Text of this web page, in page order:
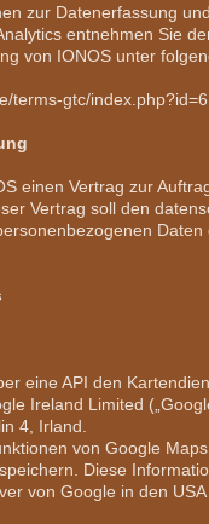
zur Datenerfassung
entnehmen Sie
von IONOS unter
terms-gtc/index.php?id=6
einen Vertrag zur
Vertrag soll den
Daten
eine API den
Ireland Limited
4, Irland.
von Google Maps
Diese
von Google in den